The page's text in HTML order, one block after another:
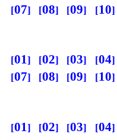
07
08 09 10
01 02 03 04
07
08 09 10
01 02 03 04